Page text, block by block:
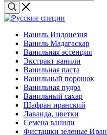
Ваниль Индонезия
Ваниль Мадагаскар
Ванильная эссенция
Экстракт ванили
Ванильная паста
Ванильный порошок
Ванильная пудра
Ванильный сахар
Шафран иранский
Лаванда, цветки
Семена ванили
Фисташки зеленые Иран